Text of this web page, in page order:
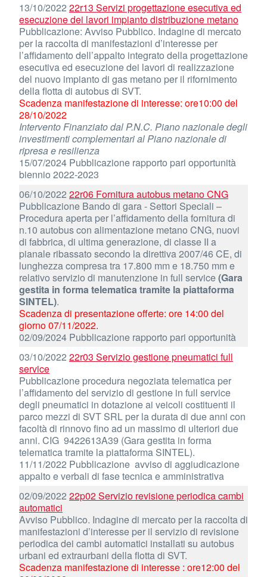
13/10/2022 22r13 Servizi progettazione esecutiva ed
esecuzione dei lavori impianto distribuzione metano
Pubblicazione: Avviso Pubblico. Indagine di mercato
per la raccolta di manifestazioni d’interesse per
l’affidamento dell’appalto integrato della progettazione
esecutiva ed esecuzione dei lavori di realizzazione
del nuovo impianto di gas metano per il rifornimento
della flotta di autobus di SVT.
Scadenza manifestazione di interesse: ore10:00 del
28/10/2022
Intervento Finanziato dal P.N.C. Piano nazionale degli
investimenti complementari al Piano nazionale di
ripresa e resilienza
15/07/2024 Pubblicazione rapporto pari opportunità
biennio 2022-2023
06/10/2022 22r06 Fornitura autobus metano CNG
Pubblicazione Bando di gara - Settori Speciali –
Procedura aperta per l’affidamento della fornitura di
n.10 autobus con alimentazione metano CNG, nuovi
di fabbrica, di ultima generazione, di classe II a
pianale ribassato secondo la direttiva 2007/46 CE, di
lunghezza compresa tra 17.800 mm e 18.750 mm e
relativo servizio di manutenzione in full service(Gara
gestita in forma telematica tramite la piattaforma
SINTEL).
Scadenza di presentazione offerte: ore 14:00 del
giorno 07/11/2022.
02/09/2024 Pubblicazione rapporto pari opportunità
03/10/2022 22r03 Servizio gestione pneumatici full
service
Pubblicazione procedura negoziata telematica per
l’affidamento del servizio di gestione in full service
degli pneumatici in dotazione ai veicoli costituenti il
parco mezzi di SVT SRL per la durata di due anni con
facoltà di rinnovo fino ad un massimo di ulteriori due
anni. CIG 9422613A39 (Gara gestita in forma
telematica tramite la piattaforma SINTEL).
11/11/2022 Pubblicazione avviso di aggiudicazione
appalto e verbali di fase tecnica e amministrativa
02/09/2022 22p02 Servizio revisione periodica cambi
automatici
Avviso Pubblico. Indagine di mercato per la raccolta di
manifestazioni d’interesse per il servizio di revisione
periodica dei cambi automatici installati su autobus
urbani ed extraurbani della flotta di SVT.
Scadenza manifestazione di interesse : ore12:00 del